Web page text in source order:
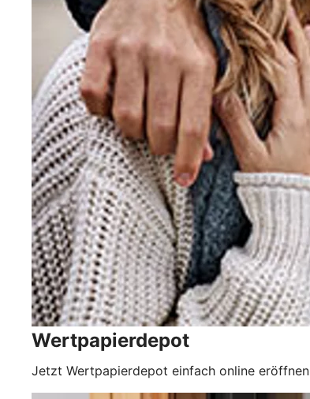
Wertpapierdepot
Jetzt Wertpapierdepot einfach online eröffnen